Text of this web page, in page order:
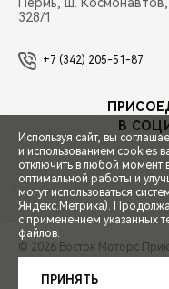
ЗАПИСЬ НА ТЕСТ-
328/1
+7 (342) 205-51-87
В
© 2026 Восток Моторс
Сделано в ПЕРКС
Используя сайт, вы
и использованием cookies
отключить в любой момент
оптимальной работы и
могут использоваться
Яндекс.Метрика).
с применением указанных
файлов.
ПРИНЯТЬ